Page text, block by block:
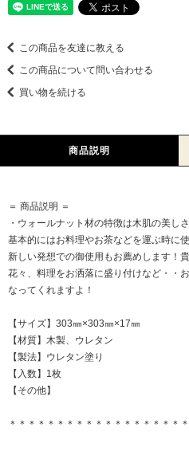
この商品を友達に教える
この商品について問い合わせる
買い物を続ける
商品説明
＝ 商品説明 ＝
・ウォールナット材の特徴は木肌の美し
基本的にはお料理やお茶などを運ぶ時に
新しい発想での御使用もお薦めします！
花々、料理をお洒落に盛り付けなど・・
なってくれますよ！
【サイズ】303㎜×303㎜×17㎜
【材質】木製、ウレタン
【製法】ウレタン塗り
【入数】1枚
【その他】
＊＊＊＊＊＊＊＊＊＊＊＊＊＊＊＊＊＊＊